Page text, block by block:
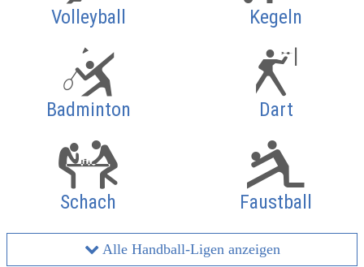
Volleyball Kegeln
Badminton Dart
Schach Faustball
Alle Handball-Ligen anzeigen